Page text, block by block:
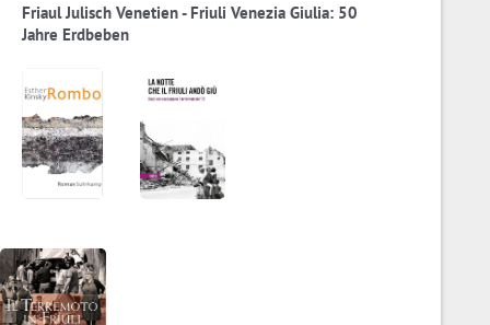
Friaul Julisch Venetien - Friuli Venezia Giulia: 50
Jahre Erdbeben